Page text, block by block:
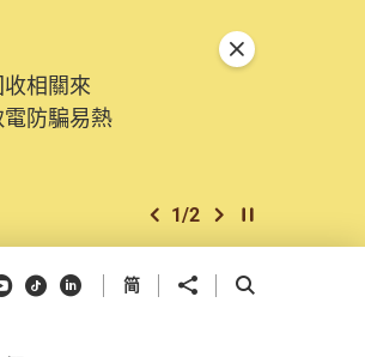
相關來
防騙易熱
上一個
1/2 下一個開始/暫停幻燈
關閉特別通告
Youtube
抖音領英 简 分享到 開啟搜尋框